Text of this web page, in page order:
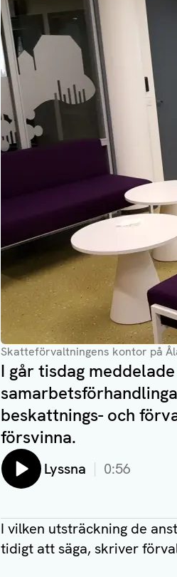
Skatteförvaltningens kontor på
I går tisdag
beskattnings- och
försvinna.
Lyssna 0:56
I vilken utsträckning de
tidigt att säga, skriver